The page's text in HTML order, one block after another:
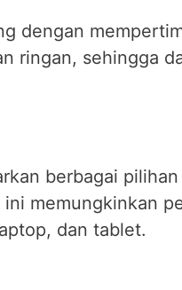
dengan
ringan, sehingga
berbagai
memungkinkan
dan tablet.